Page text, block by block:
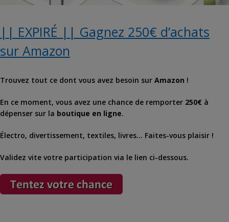
|| EXPIRÉ || Gagnez 250€ d’achats
sur Amazon
Trouvez tout ce dont vous avez besoin sur Amazon !
En ce moment, vous avez une chance de remporter 250€ à
dépenser sur la boutique en ligne.
Électro, divertissement, textiles, livres… Faites-vous plaisir !
Validez vite votre participation via le lien ci-dessous.